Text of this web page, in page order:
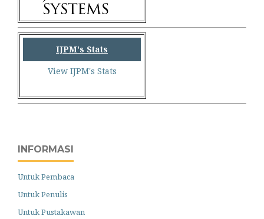
IJPM's Stats
View IJPM's Stats
INFORMASI
Untuk Pembaca
Untuk Penulis
Untuk Pustakawan